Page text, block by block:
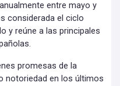
entre mayo y
considerada el ciclo
y reúne a las principales
promesas de la
notoriedad en los últimos